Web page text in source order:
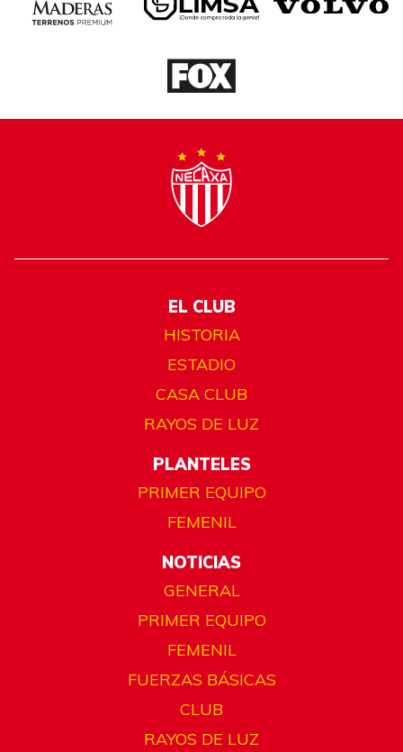
EL CLUB
HISTORIA
ESTADIO
CASA CLUB
RAYOS DE LUZ
PLANTELES
PRIMER EQUIPO
FEMENIL
NOTICIAS
GENERAL
PRIMER EQUIPO
FEMENIL
FUERZAS BÁSICAS
CLUB
RAYOS DE LUZ